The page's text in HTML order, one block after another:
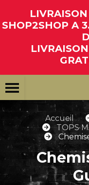
SHOP2SHOP A
Accueil
TOPS
Chemise Tunique